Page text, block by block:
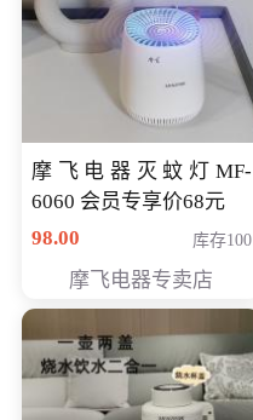
摩飞电器灭蚊灯MF-
6060 会员专享价68元
98.00
库存100
摩飞电器专卖店